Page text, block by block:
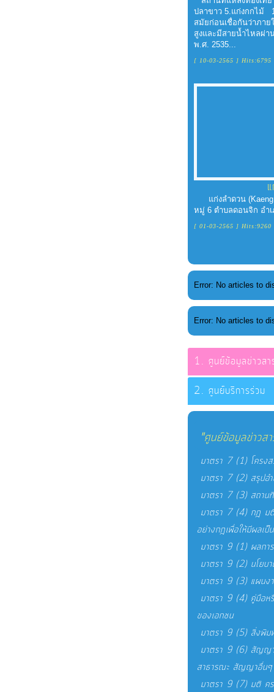
ปลาขาว 5.แก่งกกไม้
สมัยก่อนเชื่อกันว่าภาย
สูงและมีสายน้ำไหลผ่า
พ.ศ. 2535...
[ 10-03-2565 ] Hits:6795
แก่งลำดวน (Kaeng
หมู่ 6 ตำบลดอนจิก อำ
[ 01-03-2565 ] Hits:9260
Error: No articles to
Error: No articles to
ศูนย์ข้อมูลข่าวสา
ศูนย์บริการร่วม
"ศูนย์ข้อมูลข่าวส
มาตรา 7 (1) โครงส
มาตรา 7 (2) สรุปอำ
มาตรา 7 (3) สถาน
มาตรา 7 (4) กฎ มติ
อย่างกฎเพื่อให้มีผลเป็
มาตรา 9 (1) ผลกา
มาตรา 9 (2) นโยบา
มาตรา 9 (3) แผนงา
มาตรา 9 (4) คู่มือห
ของเอกชน
มาตรา 9 (5) สิ่งพิม
มาตรา 9 (6) สัญญ
สาธารณะ สัญญาอื่น
มาตรา 9 (7) มติ ค